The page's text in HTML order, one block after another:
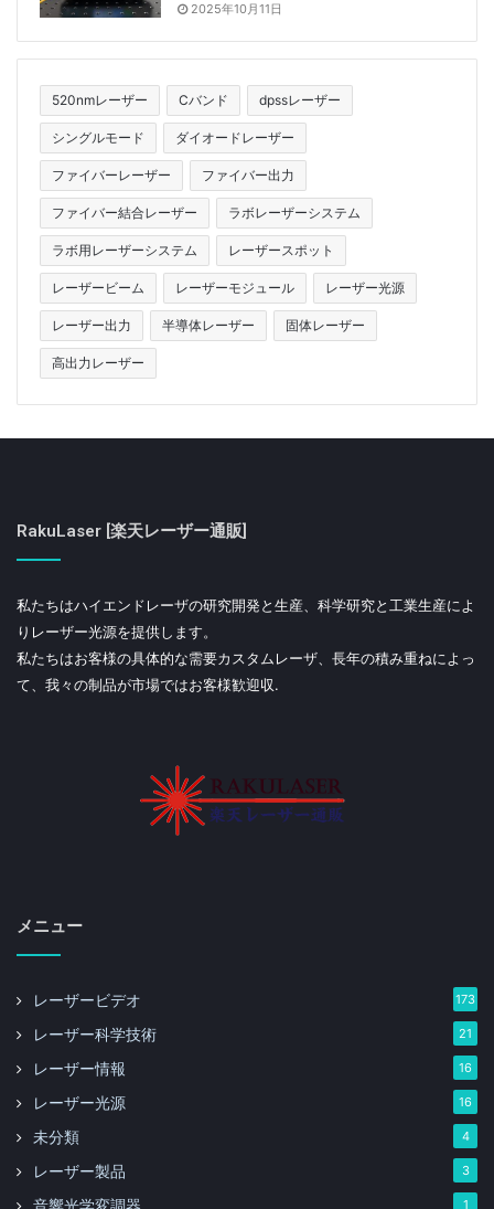
2025年10月11日
520nmレーザー Cバンド dpssレーザー
シングルモード ダイオードレーザー
ファイバーレーザー ファイバー出力
ファイバー結合レーザー ラボレーザーシステム
ラボ用レーザーシステム レーザースポット
レーザービーム レーザーモジュール レーザー光源
レーザー出力 半導体レーザー 固体レーザー
高出力レーザー
RakuLaser [楽天レーザー通販]
私たちはハイエンドレーザの研究開発と生産、科学研究と工業生産によ
りレーザー光源を提供します。
私たちはお客様の具体的な需要カスタムレーザ、長年の積み重ねによっ
て、我々の制品が市場ではお客様歓迎収.
メニュー
レーザービデオ 173
レーザー科学技術 21
レーザー情報 16
レーザー光源 16
未分類 4
レーザー製品 3
1